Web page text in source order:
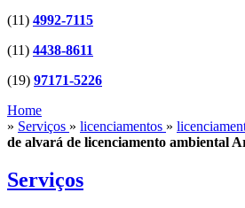
(11) 4992-7115
(11) 4438-8611
(19) 97171-5226
Home
» Serviços » licenciamentos »
de alvará de licenciamento ambiental
Serviços